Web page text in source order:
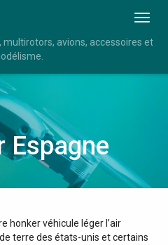
multirotors, avions, accessoires et
Espagne
honker véhicule léger l’air
terre des états-unis et certains